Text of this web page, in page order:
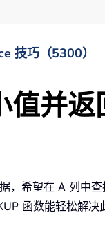
技巧（5300）
并返
，希望在 A 列中
函数能轻松解决